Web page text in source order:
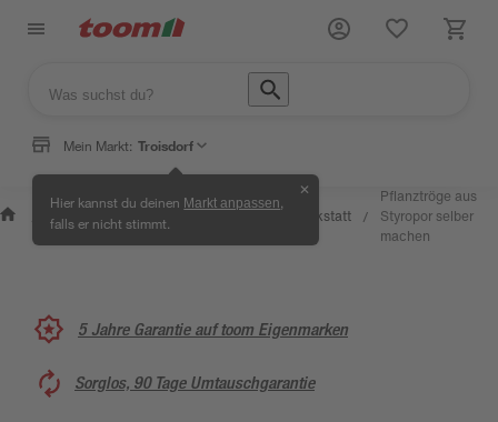
Mein Markt: Troisdorf
Hier kannst du deinen Markt anpassen
falls er nicht stimmt.
✕
Wissen
&
/
Selbermachen
& Ratgeber
Kreativwerkstatt /
Pflanztröge aus
Styropor selber
machen
5 Jahre Garantie auf toom Eigenmarken
Sorglos, 90 Tage Umtauschgarantie